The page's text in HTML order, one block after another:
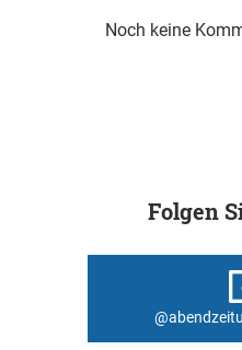
Noch keine
Folgen